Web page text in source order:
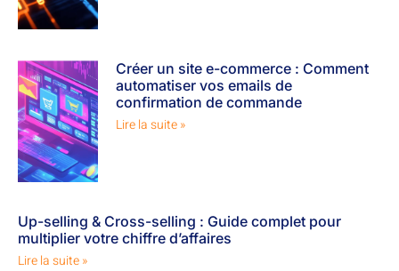
Créer un site e-commerce : Comment
automatiser vos emails de
confirmation de commande
Lire la suite »
Up-selling & Cross-selling : Guide complet pour
multiplier votre chiffre d’affaires
Lire la suite »